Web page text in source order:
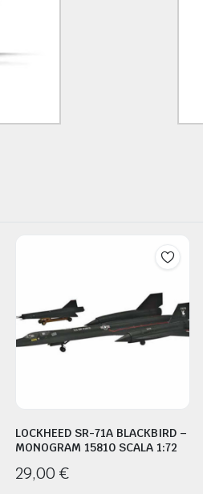
LOCKHEED SR-71A BLACKBIRD –
MONOGRAM 15810 SCALA 1:72
29,00 €